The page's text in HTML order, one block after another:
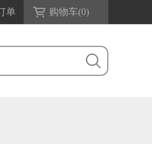
单 购物车(0)